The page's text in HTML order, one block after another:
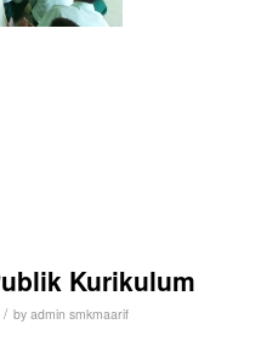
Kurikulum
/ by admin smkmaarif